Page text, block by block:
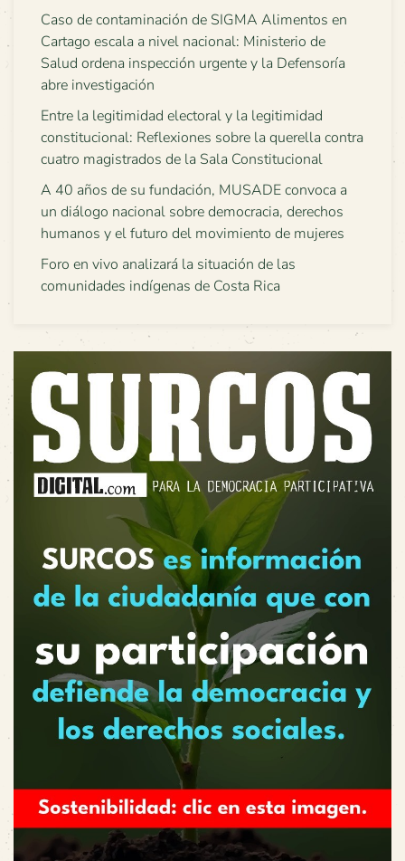
Caso de contaminación de SIGMA Alimentos en
Cartago escala a nivel nacional: Ministerio de
Salud ordena inspección urgente y la Defensoría
abre investigación
Entre la legitimidad electoral y la legitimidad
constitucional: Reflexiones sobre la querella contra
cuatro magistrados de la Sala Constitucional
A 40 años de su fundación, MUSADE convoca a
un diálogo nacional sobre democracia, derechos
humanos y el futuro del movimiento de mujeres
Foro en vivo analizará la situación de las
comunidades indígenas de Costa Rica